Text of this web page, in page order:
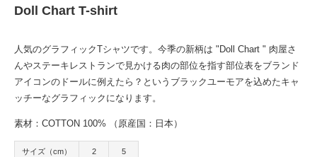
Doll Chart T-shirt
人気のグラフィックTシャツです。今季の新柄は "Doll Chart " 肉屋さ
んやステーキレストランで見かける肉の部位を指す部位表をブランド
アイコンのドールに例えたら？というブラックユーモアを込めたキャ
ッチーなグラフィックになります。
素材：COTTON 100% （原産国：日本）
サイズ（cm） 2 5